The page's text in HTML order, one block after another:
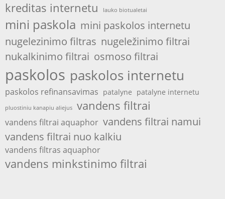
kreditas internetu lauko biotualetai
mini paskola mini paskolos internetu
nugelezinimo filtras nugeležinimo filtrai
nukalkinimo filtrai osmoso filtrai
paskolos paskolos internetu
paskolos refinansavimas patalyne patalyne internetu
pluostiniu kanapiu aliejus vandens filtrai
vandens filtrai aquaphor vandens filtrai namui
vandens filtrai nuo kalkiu
vandens filtras aquaphor
vandens minkstinimo filtrai